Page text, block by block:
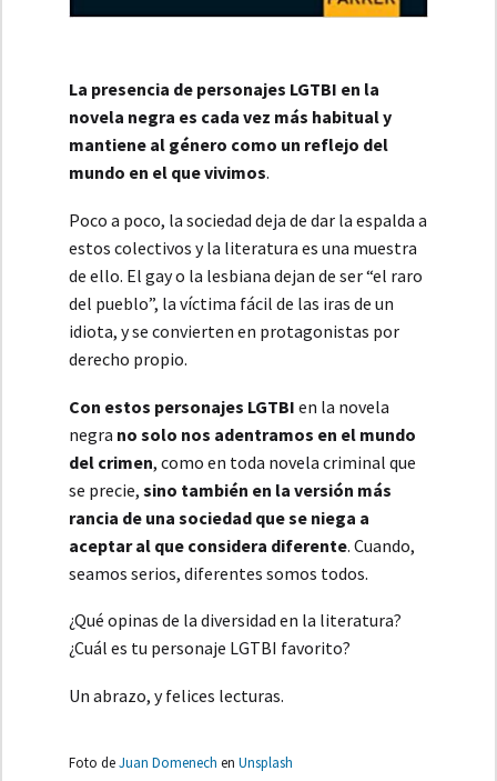
La presencia de personajes LGTBI en la
novela negra es cada vez más habitual y
mantiene al género como un reflejo del
mundo en el que vivimos.
Poco a poco, la sociedad deja de dar la espalda a
estos colectivos y la literatura es una muestra
de ello. El gay o la lesbiana dejan de ser “el raro
del pueblo”, la víctima fácil de las iras de un
idiota, y se convierten en protagonistas por
derecho propio.
Con estos personajes LGTBI en la novela
negra no solo nos adentramos en el mundo
del crimen, como en toda novela criminal que
se precie, sino también en la versión más
rancia de una sociedad que se niega a
aceptar al que considera diferente. Cuando,
seamos serios, diferentes somos todos.
¿Qué opinas de la diversidad en la literatura?
¿Cuál es tu personaje LGTBI favorito?
Un abrazo, y felices lecturas.
Foto deJuan Domenech en Unsplash